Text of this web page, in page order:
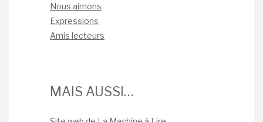
Nous aimons
Expressions
Amis lecteurs
MAIS AUSSI…